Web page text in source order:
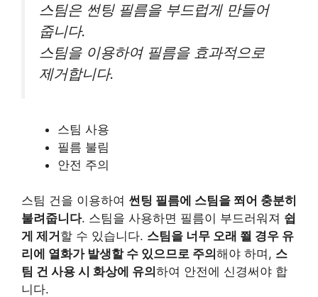
스팀은 썬팅 필름을 부드럽게 만들어
줍니다.
스팀을 이용하여 필름을 효과적으로
제거합니다.
스팀 사용
필름 불림
안전 주의
스팀 건을 이용하여 썬팅 필름에 스팀을 쬐어 충분히
불려줍니다. 스팀을 사용하면 필름이 부드러워져 쉽
게 제거 할 수 있습니다. 스팀을 너무 오래 쬘 경우 유
리에 열화가 발생할 수 있으므로 주의 해야 하며, 스
팀 건 사용 시 화상에 유의 하여 안전에 신경써야 합
니다.